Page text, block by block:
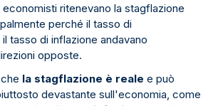
economisti ritenevano la stagflazione
perché il tasso di
tasso di inflazione andavano
opposte.
la stagflazione è reale e può
devastante sull'economia, come